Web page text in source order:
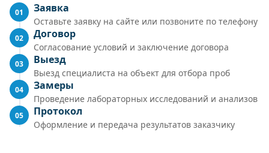
01 Заявка
Оставьте заявку на сайте или позвоните по телефону
02 Договор
Согласование условий и заключение договора
03 Выезд
Выезд специалиста на объект для отбора проб
04 Замеры
Проведение лабораторных исследований и анализов
05 Протокол
Оформление и передача результатов заказчику